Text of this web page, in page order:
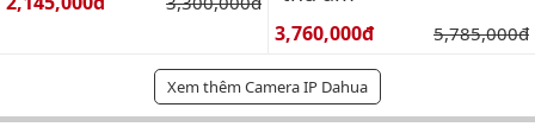
Giá bán:
3,760,000đ Giá gốc:
5,785,000đ
Xem thêm Camera IP Dahua